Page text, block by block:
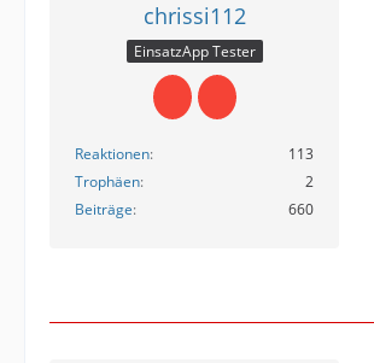
chrissi112
EinsatzApp Tester
Reaktionen
113
Trophäen
2
Beiträge
660